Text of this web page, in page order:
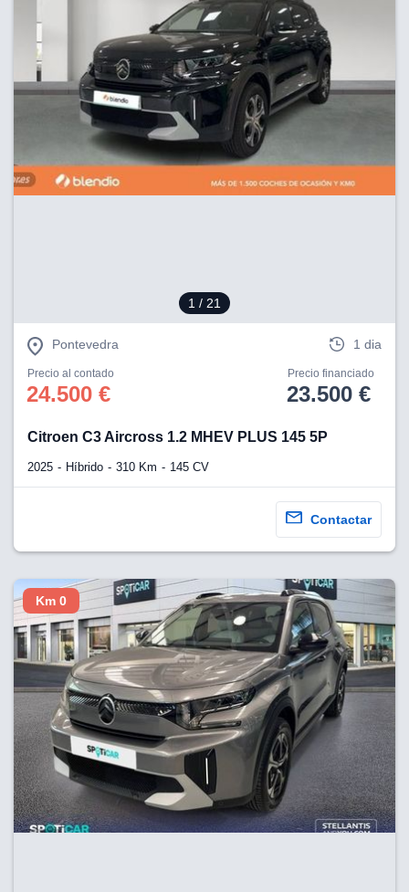
1 / 21
Pontevedra 1 dia
Precio al contado
24.500 €
Precio financiado
23.500 €
Citroen C3 Aircross 1.2 MHEV PLUS 145 5P
2025 Híbrido 310 Km 145 CV
Contactar
Km 0